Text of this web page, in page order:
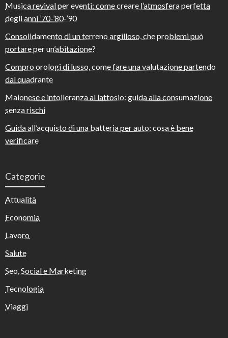
Musica revival per eventi: come creare l’atmosfera perfetta
degli anni ’70-’80-’90
Consolidamento di un terreno argilloso, che problemi può
portare per un’abitazione?
Compro orologi di lusso, come fare una valutazione partendo
dal quadrante
Maionese e intolleranza al lattosio: guida alla consumazione
senza rischi
Guida all’acquisto di una batteria per auto: cosa è bene
verificare
Categorie
Attualità
Economia
Lavoro
Salute
Seo, Social e Marketing
Tecnologia
Viaggi